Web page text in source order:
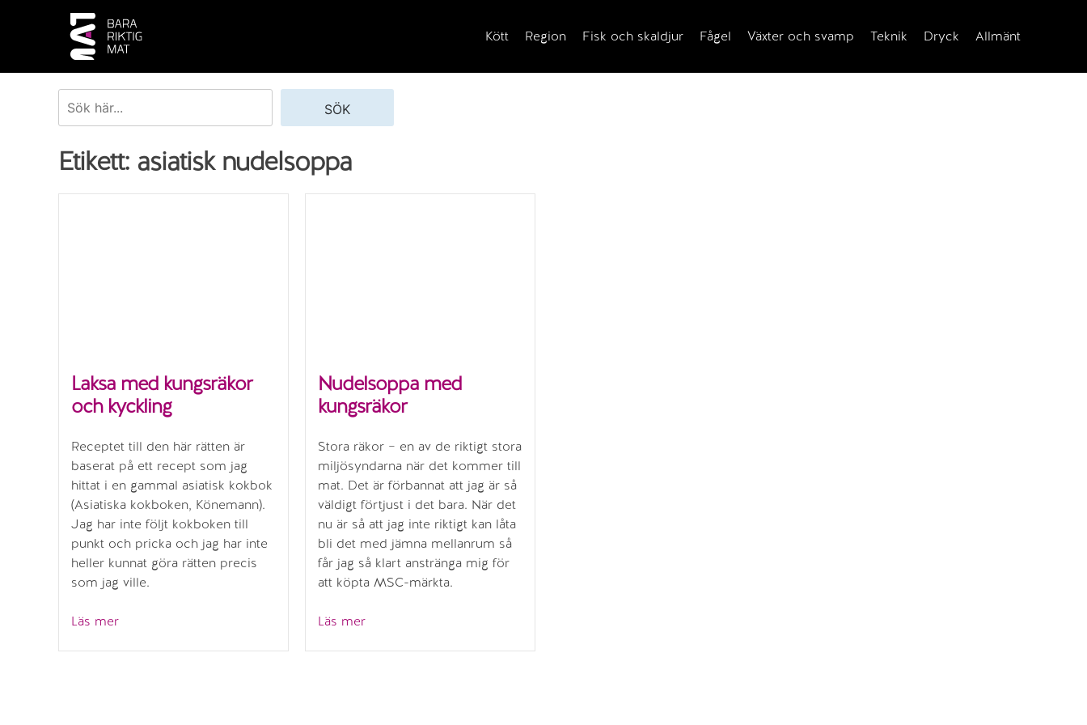
Kött Region Fisk och skaldjur Fågel Växter och svamp Teknik Dryck Allmänt
SÖK
Etikett: asiatisk nudelsoppa
Laksa med kungsräkor
och kyckling
Receptet till den här rätten är
baserat på ett recept som jag
hittat i en gammal asiatisk kokbok
(Asiatiska kokboken, Könemann).
Jag har inte följt kokboken till
punkt och pricka och jag har inte
heller kunnat göra rätten precis
som jag ville.
Läs mer”Laksa
Nudelsoppa med
kungsräkor
Stora räkor – en av de riktigt stora
miljösyndarna när det kommer till
mat. Det är förbannat att jag är så
väldigt förtjust i det bara. När det
nu är så att jag inte riktigt kan låta
bli det med jämna mellanrum så
får jag så klart anstränga mig för
att köpta MSC-märkta.
Läs mer”Nudelsoppa